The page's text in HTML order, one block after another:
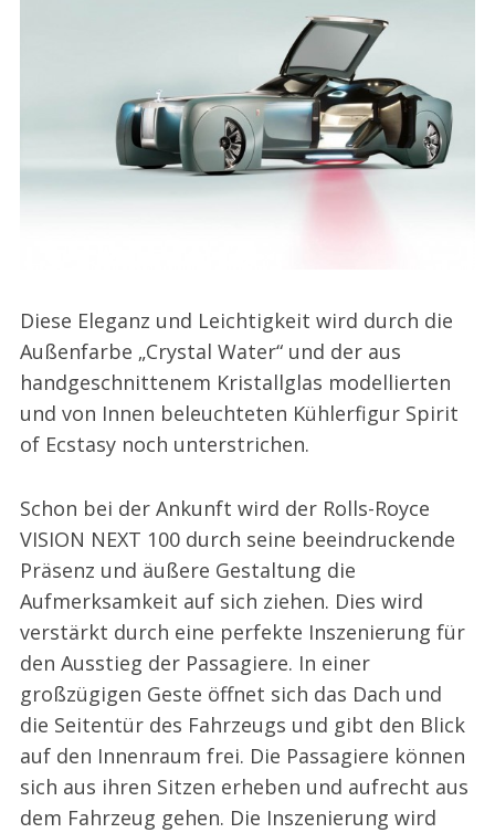
Diese Eleganz und Leichtigkeit wird durch die
Außenfarbe „Crystal Water“ und der aus
handgeschnittenem Kristallglas modellierten
und von Innen beleuchteten Kühlerfigur Spirit
of Ecstasy noch unterstrichen.
Schon bei der Ankunft wird der Rolls-Royce
VISION NEXT 100 durch seine beeindruckende
Präsenz und äußere Gestaltung die
Aufmerksamkeit auf sich ziehen. Dies wird
verstärkt durch eine perfekte Inszenierung für
den Ausstieg der Passagiere. In einer
großzügigen Geste öffnet sich das Dach und
die Seitentür des Fahrzeugs und gibt den Blick
auf den Innenraum frei. Die Passagiere können
sich aus ihren Sitzen erheben und aufrecht aus
dem Fahrzeug gehen. Die Inszenierung wird